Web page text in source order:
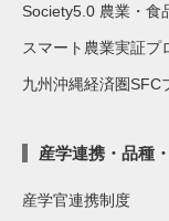
Society5.0 農業・食
スマート農業実証プ
九州沖縄経済圏SFC
産学連携・品種
産学官連携制度